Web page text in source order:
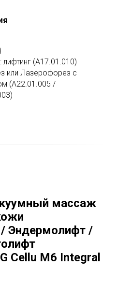
(А17.01.010)
или Лазерофорез с
(А22.01.005 /
массаж
Эндермолифт /
Cellu M6 Integral